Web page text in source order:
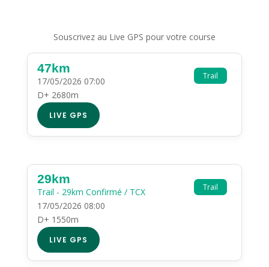
Souscrivez au Live GPS pour votre course
Trail
47km
17/05/2026 07:00
D+ 2680m
LIVE GPS
Trail
29km
Trail - 29km Confirmé / TCX
17/05/2026 08:00
D+ 1550m
LIVE GPS